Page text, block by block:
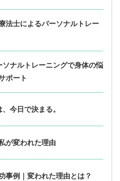
法士によるパーソナルトレー
ソナルトレーニングで身体の悩
ポート
今日で決まる。
が変われた理由
事例｜変われた理由とは？